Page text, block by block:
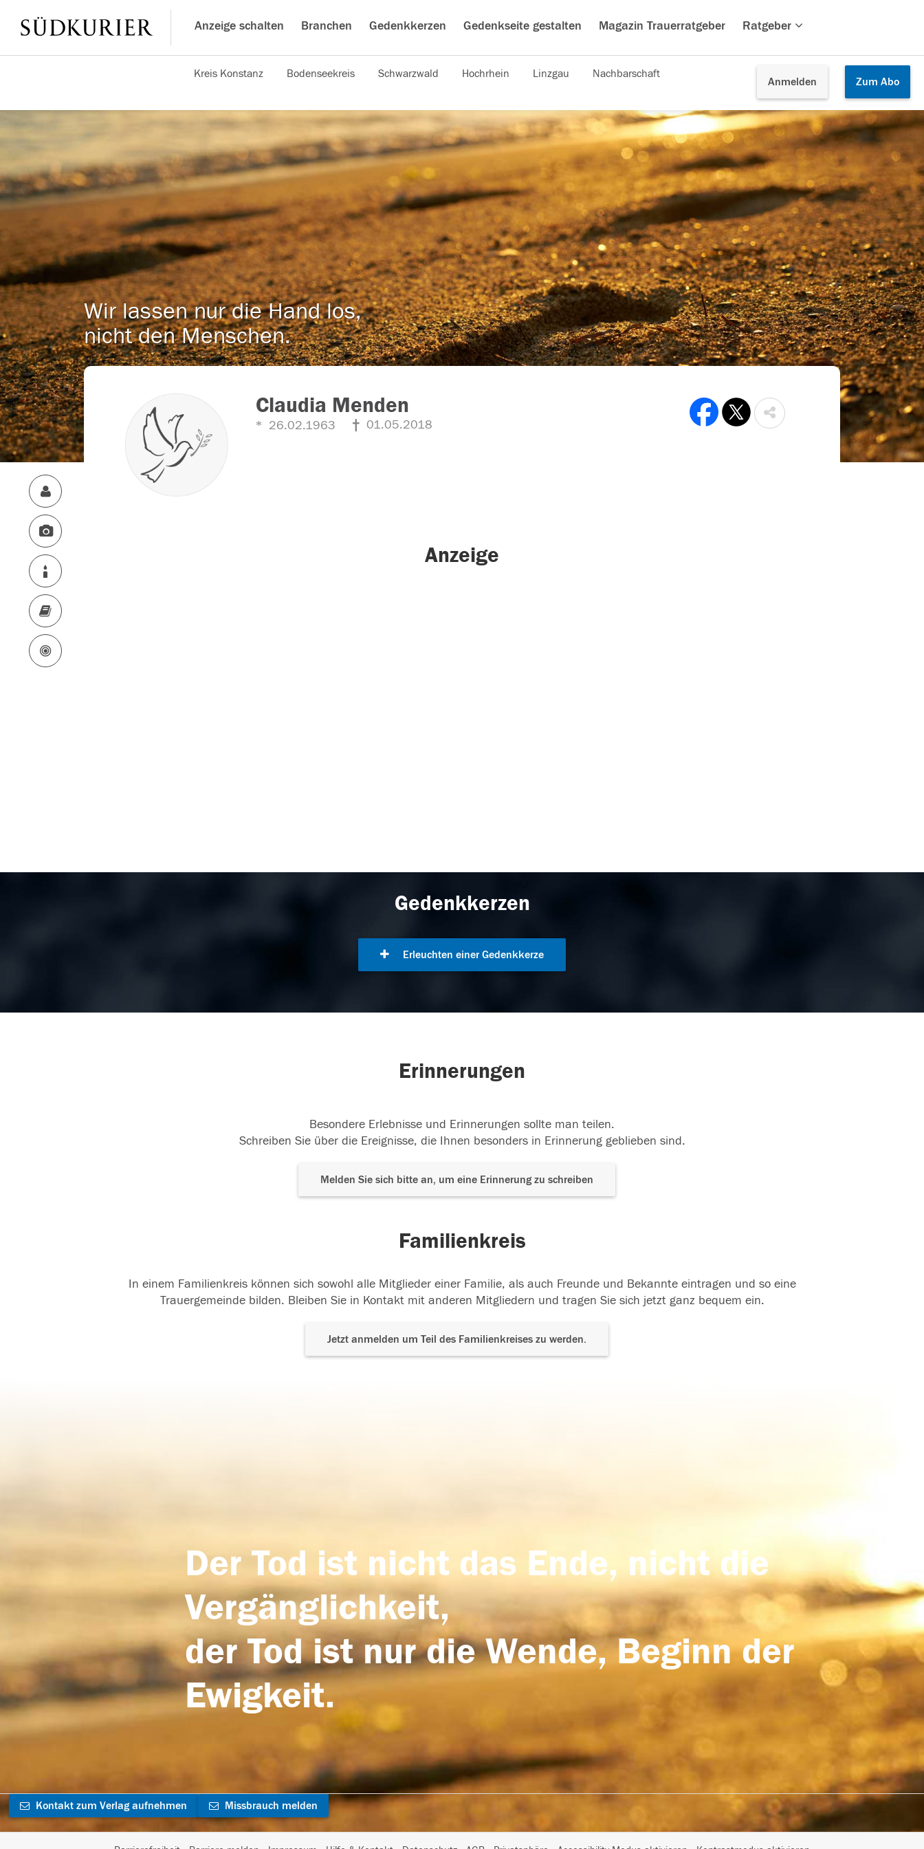
Anzeige schalten Branchen Gedenkkerzen Gedenkseite gestalten Magazin Trauerratgeber Ratgeber
Anmelden Zum Abo
Kreis Konstanz Bodenseekreis Schwarzwald Hochrhein Linzgau Nachbarschaft
Wir lassen nur die Hand los,
nicht den Menschen.
Claudia Menden
26.02.1963 01.05.2018
Anzeige
Gedenkkerzen
Erleuchten einer Gedenkkerze
Erinnerungen
Besondere Erlebnisse und Erinnerungen sollte man teilen.
Schreiben Sie über die Ereignisse, die Ihnen besonders in Erinnerung geblieben sind.
Melden Sie sich bitte an, um eine Erinnerung zu schreiben
Familienkreis
In einem Familienkreis können sich sowohl alle Mitglieder einer Familie, als auch Freunde und Bekannte eintragen und so eine
Trauergemeinde bilden. Bleiben Sie in Kontakt mit anderen Mitgliedern und tragen Sie sich jetzt ganz bequem ein.
Jetzt anmelden um Teil des Familienkreises zu werden.
Der Tod ist nicht das Ende, nicht die
Vergänglichkeit,
der Tod ist nur die Wende, Beginn der
Ewigkeit.
Kontakt zum Verlag aufnehmen Missbrauch melden